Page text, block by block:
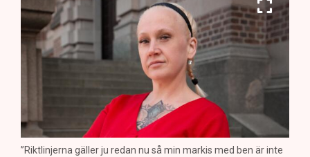
”Riktlinjerna gäller ju redan nu så min markis med ben är inte